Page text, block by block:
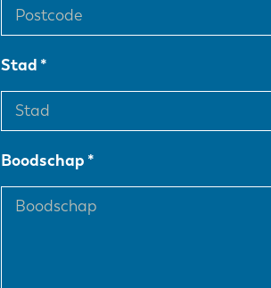
Stad
Boodschap
EN NL
DE IT